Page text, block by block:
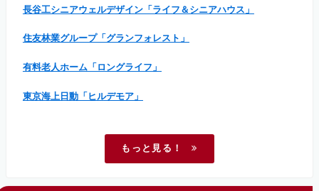
長谷工シニアウェルデザイン「ライフ＆シニアハウス」
住友林業グループ「グランフォレスト」
有料老人ホーム「ロングライフ」
東京海上日動「ヒルデモア」
もっと見る！